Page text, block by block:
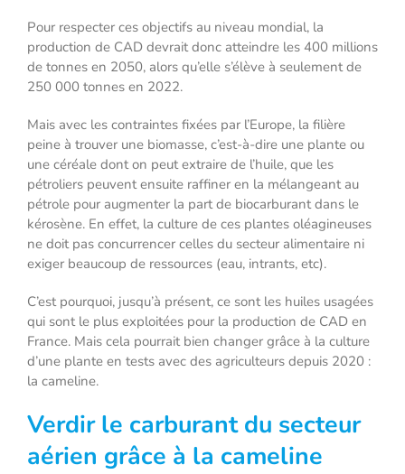
Pour respecter ces objectifs au niveau mondial, la
production de CAD devrait donc atteindre les 400 millions
de tonnes en 2050, alors qu’elle s’élève à seulement de
250 000 tonnes en 2022.
Mais avec les contraintes fixées par l’Europe, la filière
peine à trouver une biomasse, c’est-à-dire une plante ou
une céréale dont on peut extraire de l’huile, que les
pétroliers peuvent ensuite raffiner en la mélangeant au
pétrole pour augmenter la part de biocarburant dans le
kérosène. En effet, la culture de ces plantes oléagineuses
ne doit pas concurrencer celles du secteur alimentaire ni
exiger beaucoup de ressources (eau, intrants, etc).
C’est pourquoi, jusqu’à présent, ce sont les huiles usagées
qui sont le plus exploitées pour la production de CAD en
France. Mais cela pourrait bien changer grâce à la culture
d’une plante en tests avec des agriculteurs depuis 2020 :
la cameline.
Verdir le carburant du secteur
aérien grâce à la cameline